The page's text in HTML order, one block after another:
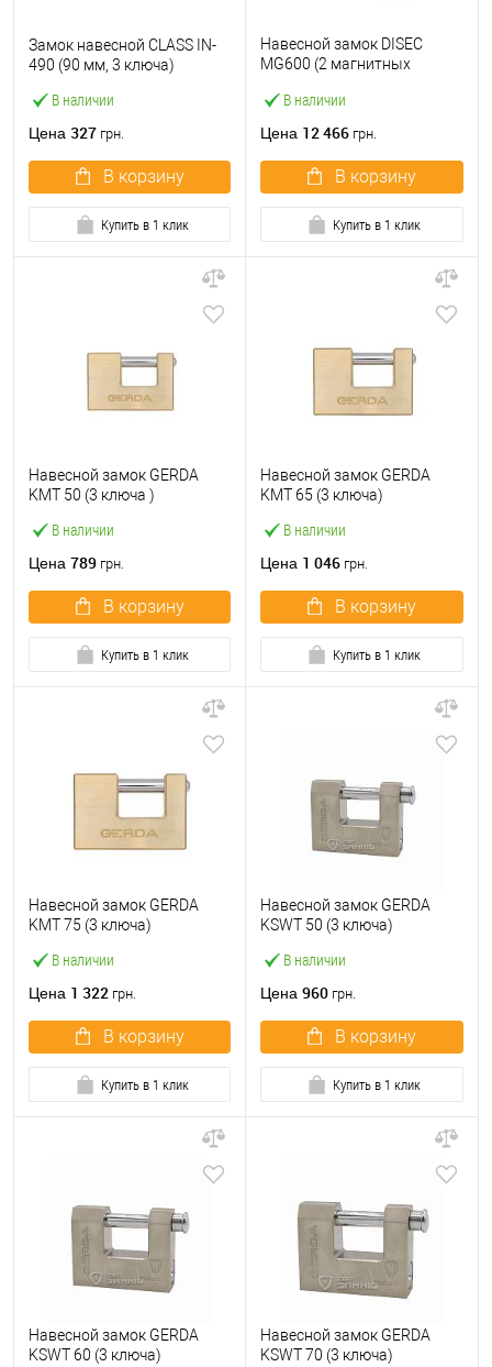
В наличии
Замок навесной CLASS IN-
490 (90 мм, 3 ключа)
Цена 327 грн.
В корзину
Купить в 1 клик
В наличии
Навесной замок DISEC
MG600 (2 магнитных
Цена 12 466 грн.
В корзину
Купить в 1 клик
В наличии
Навесной замок GERDA
KMT 50 (3 ключа )
Цена 789 грн.
В корзину
Купить в 1 клик
В наличии
Навесной замок GERDA
KMT 65 (3 ключа)
Цена 1 046 грн.
В корзину
Купить в 1 клик
В наличии
Навесной замок GERDA
KMT 75 (3 ключа)
Цена 1 322 грн.
В корзину
Купить в 1 клик
В наличии
Навесной замок GERDA
KSWT 50 (3 ключа)
Цена 960 грн.
В корзину
Купить в 1 клик
Навесной замок GERDA
KSWT 60 (3 ключа)
Навесной замок GERDA
KSWT 70 (3 ключа)